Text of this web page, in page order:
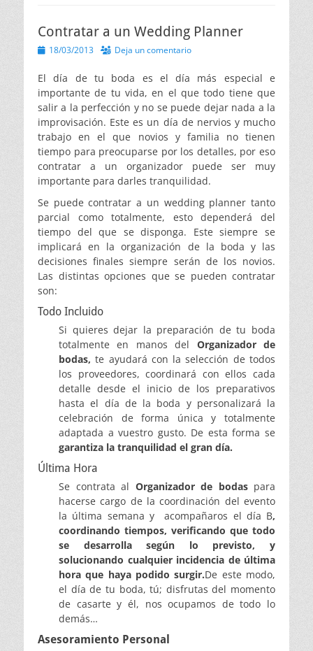
Contratar a un Wedding Planner
Publicado
18/03/2013 Deja un comentario
El día de tu boda es el día más especial e
importante de tu vida, en el que todo tiene que
salir a la perfección y no se puede dejar nada a la
improvisación. Este es un día de nervios y mucho
trabajo en el que novios y familia no tienen
tiempo para preocuparse por los detalles, por eso
contratar a un organizador puede ser muy
importante para darles tranquilidad.
Se puede contratar a un wedding planner tanto
parcial como totalmente, esto dependerá del
tiempo del que se disponga. Este siempre se
implicará en la organización de la boda y las
decisiones finales siempre serán de los novios.
Las distintas opciones que se pueden contratar
son:
Todo Incluido
Si quieres dejar la preparación de tu boda
totalmente en manos del Organizador de
bodas, te ayudará con la selección de todos
los proveedores, coordinará con ellos cada
detalle desde el inicio de los preparativos
hasta el día de la boda y personalizará la
celebración de forma única y totalmente
adaptada a vuestro gusto. De esta forma se
garantiza la tranquilidad el gran día.
Última Hora
Se contrata al Organizador de bodas para
hacerse cargo de la coordinación del evento
la última semana y acompañaros el día B,
coordinando tiempos, verificando que todo
se desarrolla según lo previsto, y
solucionando cualquier incidencia de última
hora que haya podido surgir.De este modo,
el día de tu boda, tú; disfrutas del momento
de casarte y él, nos ocupamos de todo lo
demás…
Asesoramiento Personal